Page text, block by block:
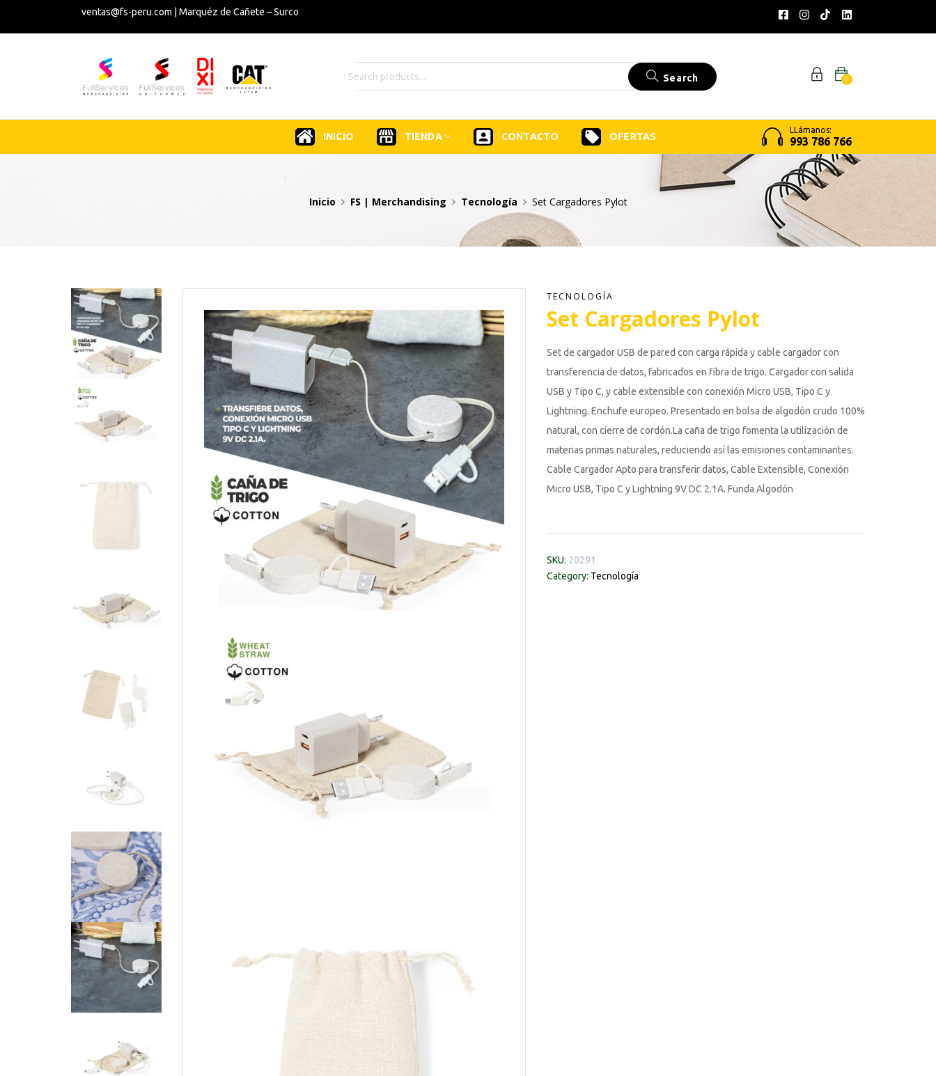
ventas@fs-peru.com | Marquéz de Cañete – Surco
Search 0
INICIO TIENDA CONTACTO OFERTAS
LLámanos:
993 786 766
Inicio FS | Merchandising Tecnología Set Cargadores Pylot
TECNOLOGÍA
Set Cargadores Pylot
Set de cargador USB de pared con carga rápida y cable cargador con
transferencia de datos, fabricados en fibra de trigo. Cargador con salida
USB y Tipo C, y cable extensible con conexión Micro USB, Tipo C y
Lightning. Enchufe europeo. Presentado en bolsa de algodón crudo 100%
natural, con cierre de cordón.La caña de trigo fomenta la utilización de
materias primas naturales, reduciendo así las emisiones contaminantes.
Cable Cargador Apto para transferir datos, Cable Extensible, Conexión
Micro USB, Tipo C y Lightning 9V DC 2.1A. Funda Algodón
SKU: 20291
Category: Tecnología